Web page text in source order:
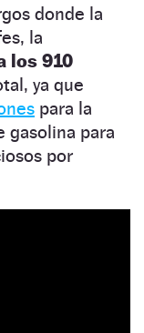
donde la
la
los 910
ya que
para la
gasolina para
por